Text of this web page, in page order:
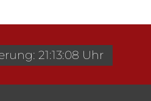
21:13:08 Uhr